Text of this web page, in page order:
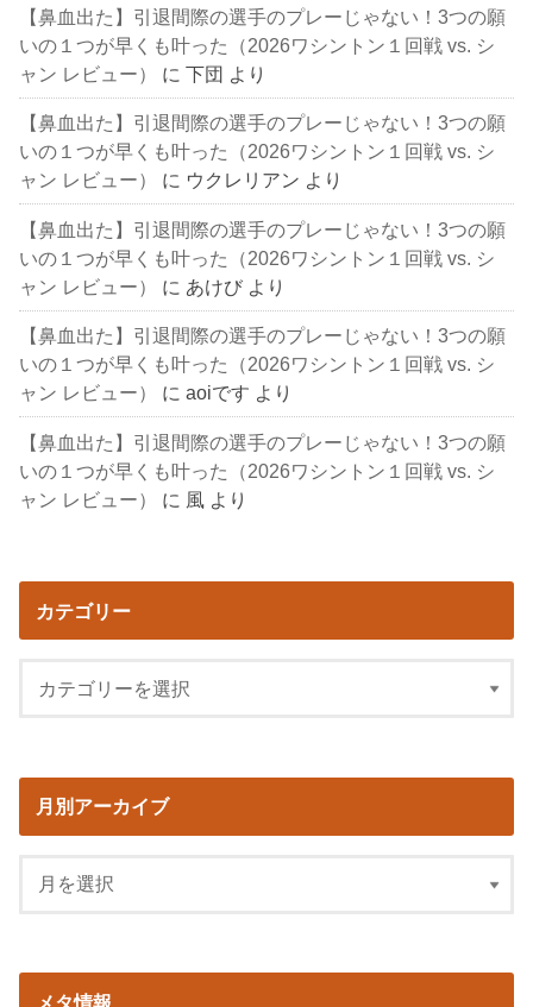
【鼻血出た】引退間際の選手のプレーじゃない！3つの願
いの１つが早くも叶った（2026ワシントン１回戦 vs. シ
ャン レビュー）
に下団 より
【鼻血出た】引退間際の選手のプレーじゃない！3つの願
いの１つが早くも叶った（2026ワシントン１回戦 vs. シ
ャン レビュー）
に ウクレリアン より
【鼻血出た】引退間際の選手のプレーじゃない！3つの願
いの１つが早くも叶った（2026ワシントン１回戦 vs. シ
ャン レビュー）
に あけび より
【鼻血出た】引退間際の選手のプレーじゃない！3つの願
いの１つが早くも叶った（2026ワシントン１回戦 vs. シ
ャン レビュー）
にaoiです より
【鼻血出た】引退間際の選手のプレーじゃない！3つの願
いの１つが早くも叶った（2026ワシントン１回戦 vs. シ
ャン レビュー）
に 風 より
カテゴリー
月別アーカイブ
メタ情報